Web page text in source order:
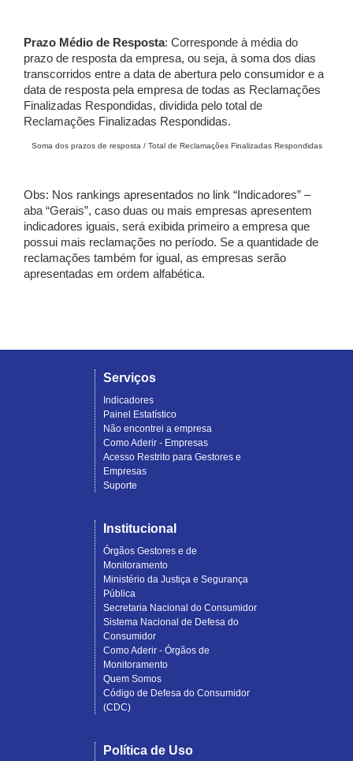
Prazo Médio de Resposta: Corresponde à média do
prazo de resposta da empresa, ou seja, à soma dos dias
transcorridos entre a data de abertura pelo consumidor e a
data de resposta pela empresa de todas as Reclamações
Finalizadas Respondidas, dividida pelo total de
Reclamações Finalizadas Respondidas.
Soma dos prazos de resposta / Total de Reclamações Finalizadas Respondidas
Obs: Nos rankings apresentados no link “Indicadores” –
aba “Gerais”, caso duas ou mais empresas apresentem
indicadores iguais, será exibida primeiro a empresa que
possui mais reclamações no período. Se a quantidade de
reclamações também for igual, as empresas serão
apresentadas em ordem alfabética.
Serviços
Indicadores
Painel Estatístico
Não encontrei a empresa
Como Aderir - Empresas
Acesso Restrito para Gestores e
Empresas
Suporte
Institucional
Órgãos Gestores e de
Monitoramento
Ministério da Justiça e Segurança
Pública
Secretaria Nacional do Consumidor
Sistema Nacional de Defesa do
Consumidor
Como Aderir - Órgãos de
Monitoramento
Quem Somos
Código de Defesa do Consumidor
(CDC)
Política de Uso